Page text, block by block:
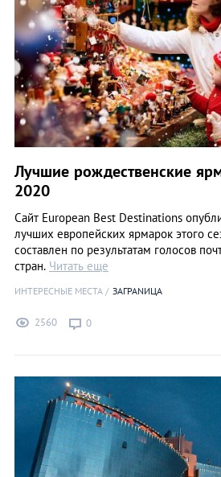
Лучшие рождественские
2020
Сайт European Best Destinations
лучших европейских ярмарок этого
составлен по результатам голосов
стран. Читать еще
ИНТЕРЕСНЫЕ МЕСТА ЗАГРАNИЦА
2560 0